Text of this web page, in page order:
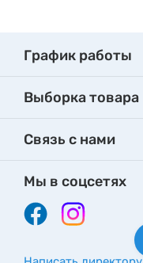
График работы
Выборка товара
Связь с нами
Мы в соцсетях